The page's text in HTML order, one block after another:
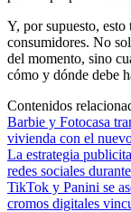
Y, por supuesto,
consumidores. No
del momento, sino
cómo y dónde debe
Contenidos
Barbie y Fotocasa
vivienda con el
La estrategia
redes sociales
TikTok y Panini se
cromos digitales